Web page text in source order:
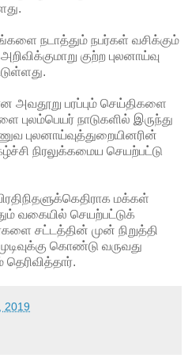
நடாத்தும் நபர்கள் வசிக்கும்
குற்ற புலனாய்வு
அவதூறு பரப்பும் செய்திகளை
நாடுகளில் இருந்து
புலனாய்வுத்துறையினரின்
நிரலுக்கமைய செயற்பட்டு
மக்கள்
வகையில் செயற்பட்டுக்
சட்டத்தின் முன் நிறுத்தி
கொண்டு வருவது
2019